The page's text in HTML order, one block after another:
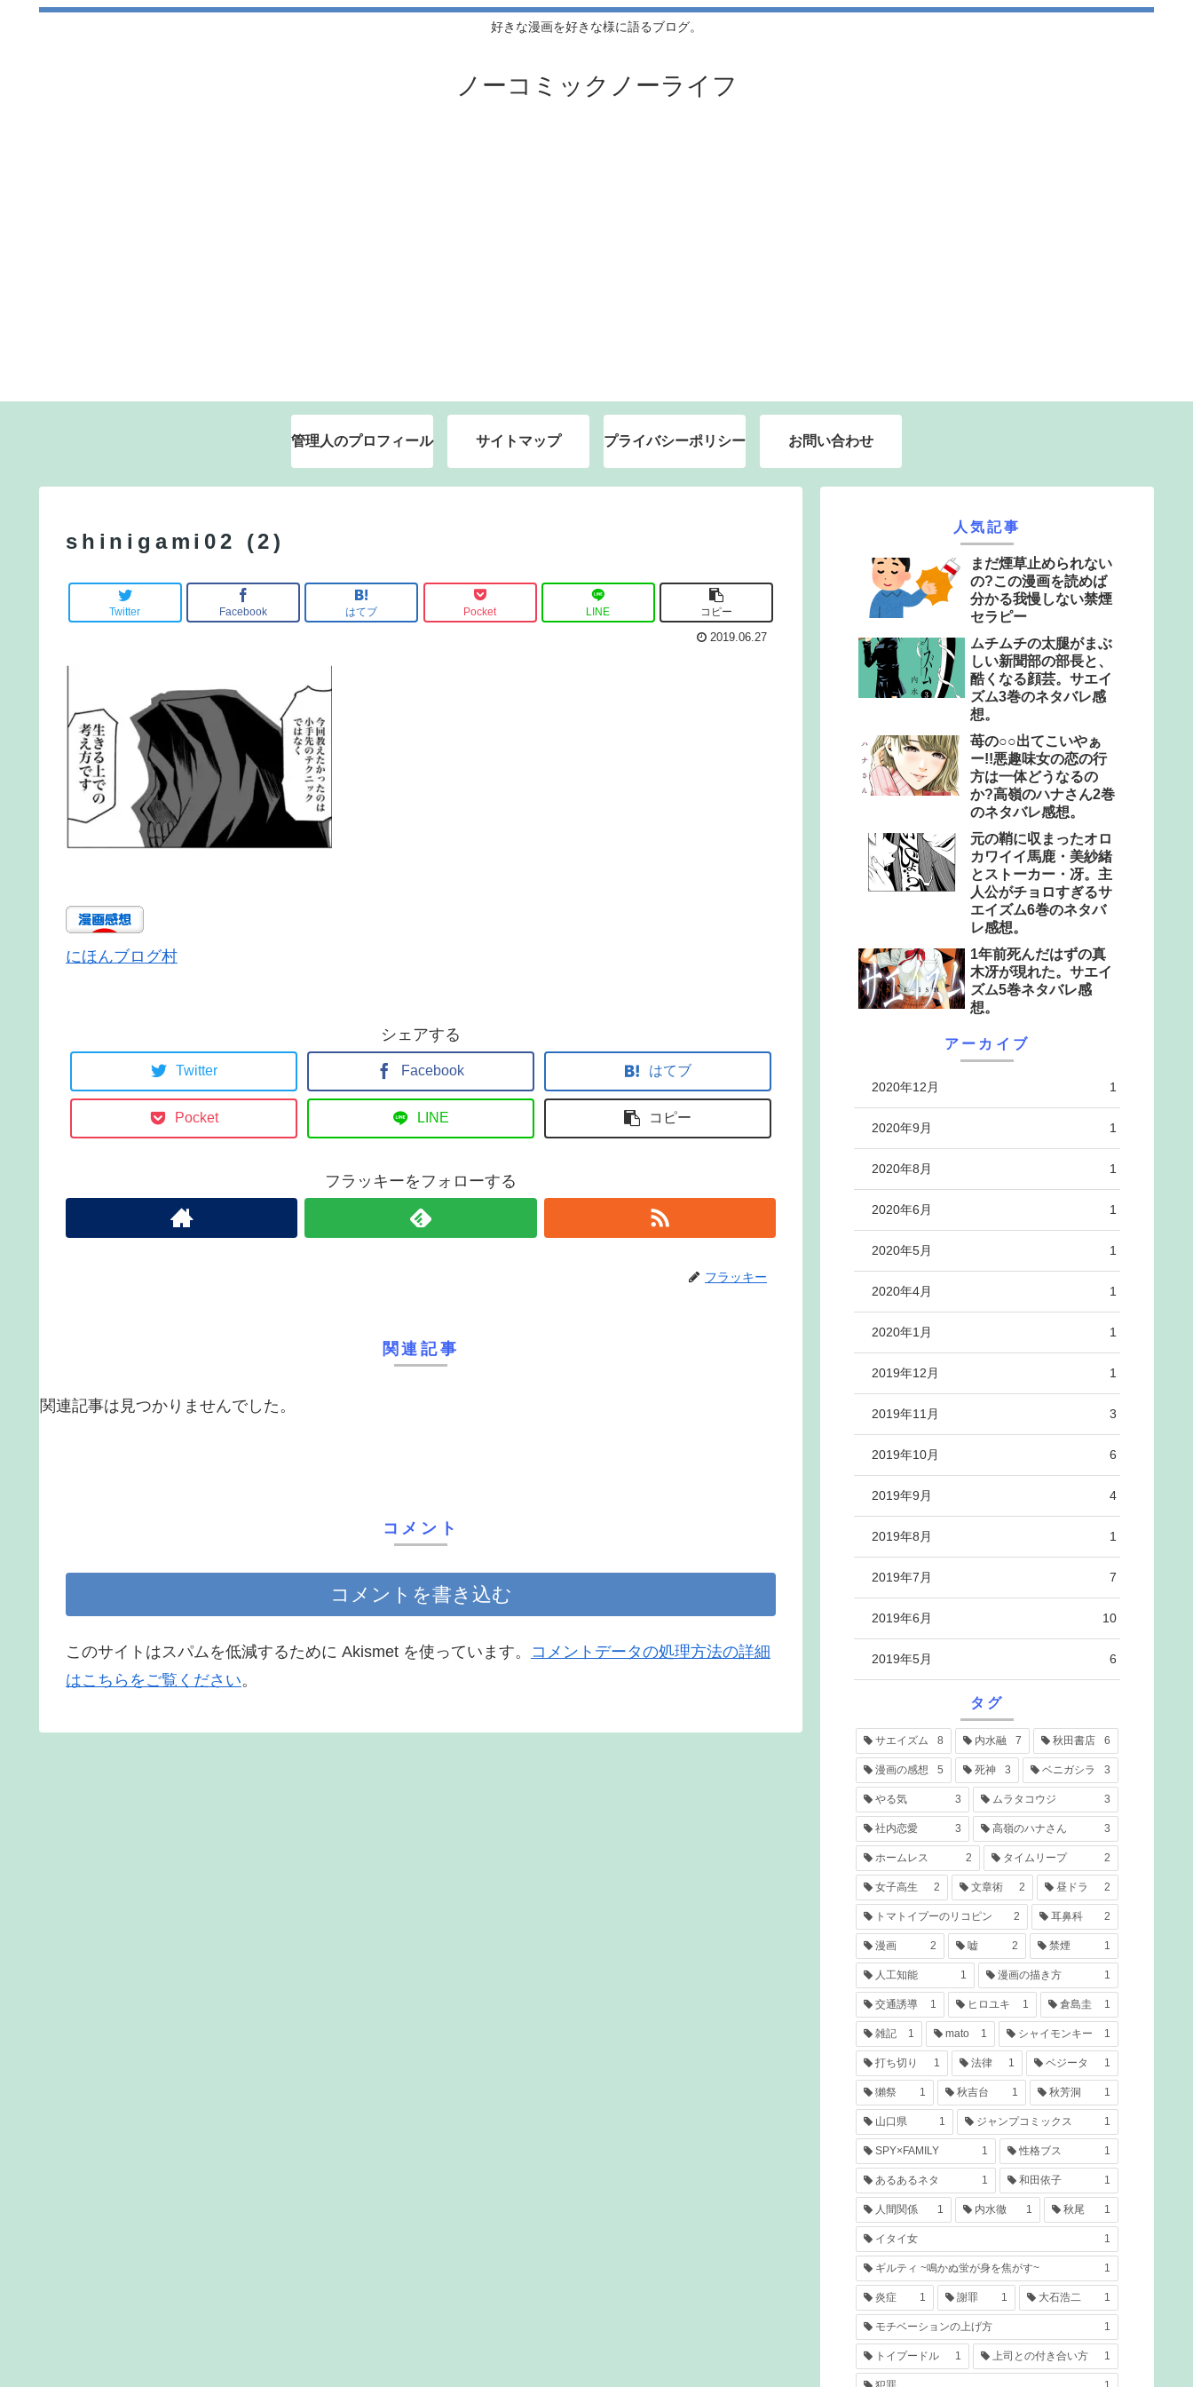
好きな漫画を好きな様に語るブログ。
ノーコミックノーライフ
管理人のプロフィール サイトマップ プライバシーポリシー お問い合わせ
shinigami02 (2)
Twitter Facebook はてブ Pocket LINE コピー
2019.06.27
にほんブログ村
シェアする
Twitter Facebook はてブ
Pocket LINE コピー
フラッキーをフォローする
フラッキー
関連記事
関連記事は見つかりませんでした。
コメント
コメントを書き込む
このサイトはスパムを低減するために Akismet を使っています。 コメントデータの処理方法の詳細
はこちらをご覧ください。
人気記事
まだ煙草止められない
の?この漫画を読めば
分かる我慢しない禁煙
セラピー
ムチムチの太腿がまぶ
しい新聞部の部長と、
酷くなる顔芸。サエイ
ズム3巻のネタバレ感
想。
苺の○○出てこいやぁ
ー!!悪趣味女の恋の行
方は一体どうなるの
か?高嶺のハナさん2巻
のネタバレ感想。
元の鞘に収まったオロ
カワイイ馬鹿・美紗緒
とストーカー・冴。主
人公がチョロすぎるサ
エイズム6巻のネタバ
レ感想。
1年前死んだはずの真
木冴が現れた。サエイ
ズム5巻ネタバレ感
想。
アーカイブ
2020年12月 1
2020年9月 1
2020年8月 1
2020年6月 1
2020年5月 1
2020年4月 1
2020年1月 1
2019年12月 1
2019年11月 3
2019年10月 6
2019年9月 4
2019年8月 1
2019年7月 7
2019年6月 10
2019年5月 6
タグ
サエイズム 8 内水融 7 秋田書店 6
漫画の感想 5 死神 3 ベニガシラ 3
やる気 3 ムラタコウジ 3
社内恋愛 3 高嶺のハナさん 3
ホームレス 2 タイムリープ 2
女子高生 2 文章術 2 昼ドラ 2
トマトイプーのリコピン 2 耳鼻科 2
漫画 2 嘘 2 禁煙 1
人工知能 1 漫画の描き方 1
交通誘導 1 ヒロユキ 1 倉島圭 1
雑記 1 mato 1 シャイモンキー 1
打ち切り 1 法律 1 ベジータ 1
獺祭 1 秋吉台 1 秋芳洞 1
山口県 1 ジャンプコミックス 1
SPY×FAMILY 1 性格ブス 1
あるあるネタ 1 和田依子 1
人間関係 1 内水徹 1 秋尾 1
イタイ女 1
ギルティ ~鳴かぬ蛍が身を焦がす~ 1
炎症 1 謝罪 1 大石浩二 1
モチベーションの上げ方 1
トイプードル 1 上司との付き合い方 1